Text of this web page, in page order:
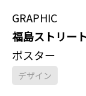
GRAPHIC
福島ストリー
ポスター
デザイン